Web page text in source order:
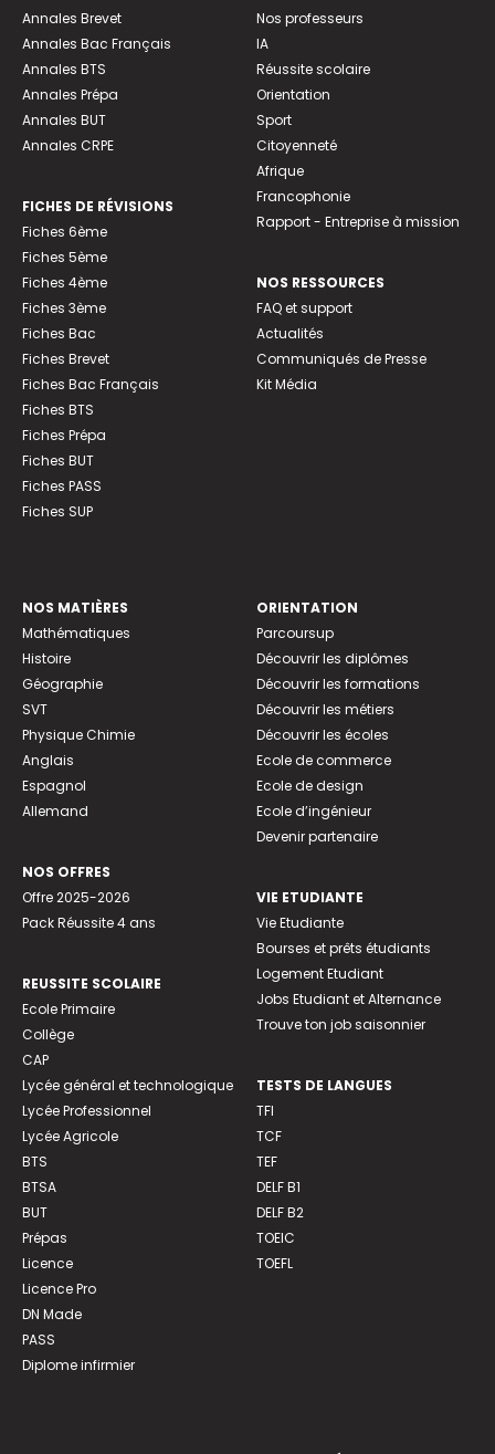
Annales Brevet
Annales Bac Français
Annales BTS
Annales Prépa
Annales BUT
Annales CRPE
FICHES DE RÉVISIONS
Fiches 6ème
Fiches 5ème
Fiches 4ème
Fiches 3ème
Fiches Bac
Fiches Brevet
Fiches Bac Français
Fiches BTS
Fiches Prépa
Fiches BUT
Fiches PASS
Fiches SUP
Nos professeurs
IA
Réussite scolaire
Orientation
Sport
Citoyenneté
Afrique
Francophonie
Rapport - Entreprise à mission
NOS RESSOURCES
FAQ et support
Actualités
Communiqués de Presse
Kit Média
NOS MATIÈRES
Mathématiques
Histoire
Géographie
SVT
Physique Chimie
Anglais
Espagnol
Allemand
NOS OFFRES
Offre 2025-2026
Pack Réussite 4 ans
REUSSITE SCOLAIRE
Ecole Primaire
Collège
CAP
Lycée général et technologique
Lycée Professionnel
Lycée Agricole
BTS
BTSA
BUT
Prépas
Licence
Licence Pro
DN Made
PASS
Diplome infirmier
ORIENTATION
Parcoursup
Découvrir les diplômes
Découvrir les formations
Découvrir les métiers
Découvrir les écoles
Ecole de commerce
Ecole de design
Ecole d’ingénieur
Devenir partenaire
VIE ETUDIANTE
Vie Etudiante
Bourses et prêts étudiants
Logement Etudiant
Jobs Etudiant et Alternance
Trouve ton job saisonnier
TESTS DE LANGUES
TFI
TCF
TEF
DELF B1
DELF B2
TOEIC
TOEFL